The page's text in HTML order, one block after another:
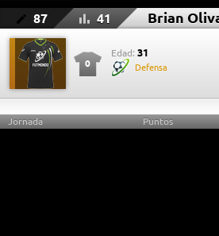
87 41 Brian
0
Edad: 31
Defensa
Jornada Puntos